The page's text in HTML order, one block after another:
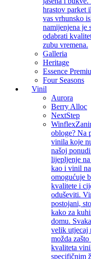
hrastov parket
vas vrhunsko
namijenjena je
odabrati
zubu vremena.
Galleria
Heritage
Essence
Four Seasons
Vinil
Aurora
Berry Alloc
NextStep
Winflex
obloge? Na
vinila koje
našoj
lijepljenje
kao i vinil
omogućuje
kvalitete i
oduševiti.
postojani,
kako za
domu.
velik utjecaj
možda
kvaliteta
specifičnim